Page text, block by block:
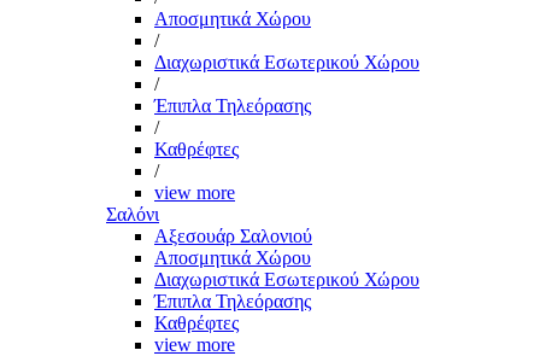
Αποσμητικά Χώρου
/
Διαχωριστικά Εσωτερικού Χώρου
/
Έπιπλα Τηλεόρασης
/
Καθρέφτες
/
view more
Σαλόνι
Αξεσουάρ Σαλονιού
Αποσμητικά Χώρου
Διαχωριστικά Εσωτερικού Χώρου
Έπιπλα Τηλεόρασης
Καθρέφτες
view more